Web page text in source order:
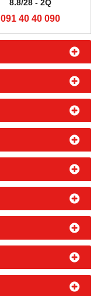
8.8/28 - 2Q
091 40 40 090